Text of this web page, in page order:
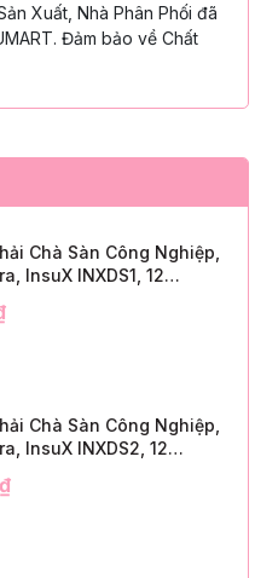
Xuất, Nhà Phân Phối đã
Đảm bảo về Chất
Chà Sàn Công Nghiệp,
InsuX INXDS1, 12
Chà Sàn Công Nghiệp,
InsuX INXDS2, 12